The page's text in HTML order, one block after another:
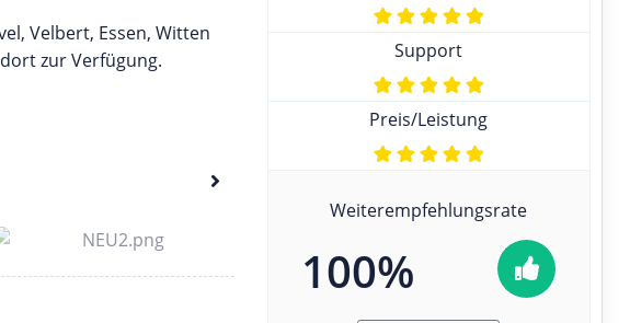
Velbert, Essen, Witten
zur Verfügung.
Support
Preis/Leistung
Weiterempfehlungsrate
100%